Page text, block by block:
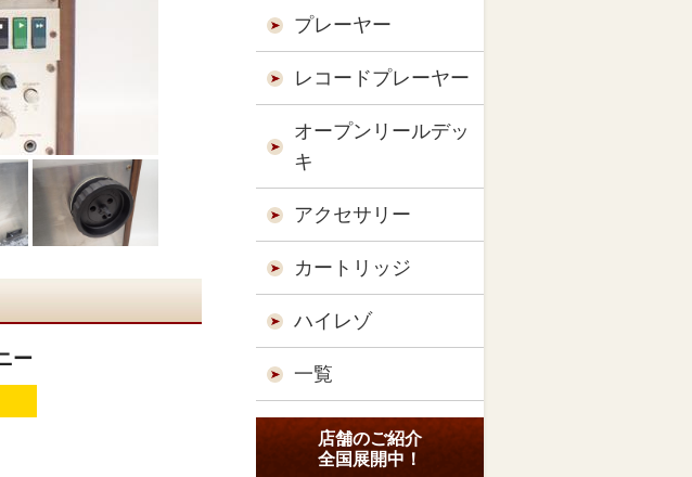
ー
プレーヤー
レコードプレーヤー
オープンリールデッ
キ
アクセサリー
カートリッジ
ハイレゾ
一覧
店舗のご紹介
全国展開中！